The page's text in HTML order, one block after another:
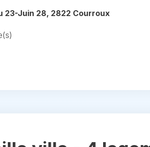
23-Juin 28, 2822 Courroux